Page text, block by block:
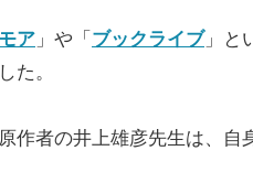
ア 」や「 ブックライブ」と
た。
作者の井上雄彦先生は、自